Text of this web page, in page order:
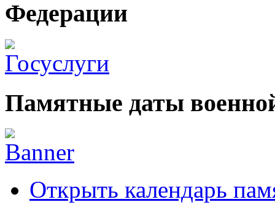
Федерации
Памятные даты
Открыть календарь